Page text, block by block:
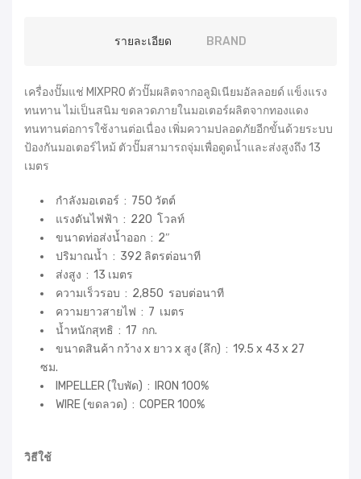
รายละเอียด BRAND
เครื่องปั๊มแช่ MIXPRO ตัวปั๊มผลิตจากอลูมิเนียมอัลลอยด์ แข็งแรง
ทนทาน ไม่เป็นสนิม ขดลวดภายในมอเตอร์ผลิตจากทองแดง
ทนทานต่อการใช้งานต่อเนื่อง เพิ่มความปลอดภัยอีกขั้นด้วยระบบ
ป้องกันมอเตอร์ไหม้ ตัวปั๊มสามารถจุ่มเพื่อดูดน้ำและส่งสูงถึง 13
เมตร
กำลังมอเตอร์ : 750 วัตต์
แรงดันไฟฟ้า : 220 โวลท์
ขนาดท่อส่งน้ำออก : 2″
ปริมาณน้ำ : 392 ลิตรต่อนาที
ส่งสูง : 13 เมตร
ความเร็วรอบ : 2,850 รอบต่อนาที
ความยาวสายไฟ : 7 เมตร
น้ำหนักสุทธิ : 17 กก.
ขนาดสินค้า กว้าง x ยาว x สูง (ลึก) : 19.5 x 43 x 27
ซม.
IMPELLER (ใบพัด) : IRON 100%
WIRE (ขดลวด) : COPER 100%
วิธีใช้